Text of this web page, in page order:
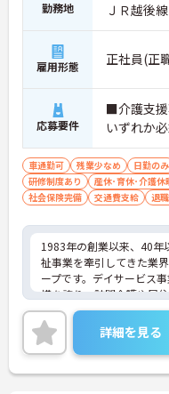
日勤のみのお仕事のため
・毎月付与されるリフレ
取得も可能でプライベー
暇や育休取得実績など子
充実しています
【主任ケアマネ複数名在
未経験やブランクがある
・困難事例があった際も
共有やケース検討ができ
のサポートを受けられま
・一人ひとりの仕事量や
規の受け入れを調整する
なく働けます
・公的資格取得・自己啓
ップを目指せます
【賞与過去実績最大105
充実した待遇や福利厚生
勤務地
ＪＲ越後
雇用形態 正社員(正
応募要件
■介護支
いずれか
車通勤可 残業少なめ 日勤のみ
研修制度あり
産休･育休･介護休
社会保険完備
交通費支給 退
1983年の創業以来、40年
祉事業を牽引してきた業
ープです。デイサービス
模を誇り、訪問介護や居
業を展開することで、地
ストップで応える体制を
シティ経営を積極的に推
発揮できる職場環境の構
な特色です。また、大規
詳細を見る